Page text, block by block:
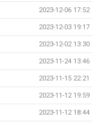
2023-12-06 17:52
2023-12-03 19:17
2023-12-02 13:30
2023-11-24 13:46
2023-11-15 22:21
2023-11-12 19:59
2023-11-12 18:44